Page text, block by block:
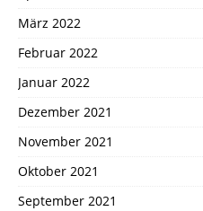
März 2022
Februar 2022
Januar 2022
Dezember 2021
November 2021
Oktober 2021
September 2021